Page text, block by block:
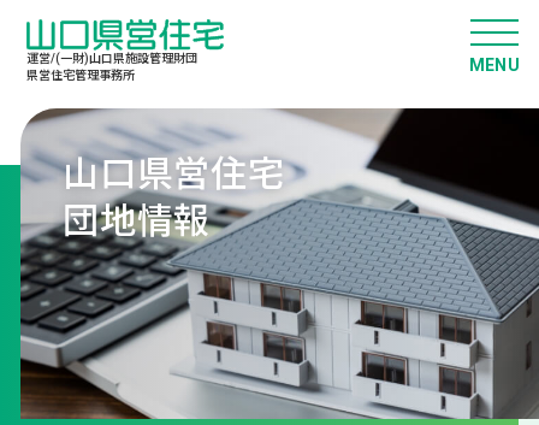
運営/(一財)山口県施設管理財団
県営住宅管理事務所
山口県営住宅
団地情報